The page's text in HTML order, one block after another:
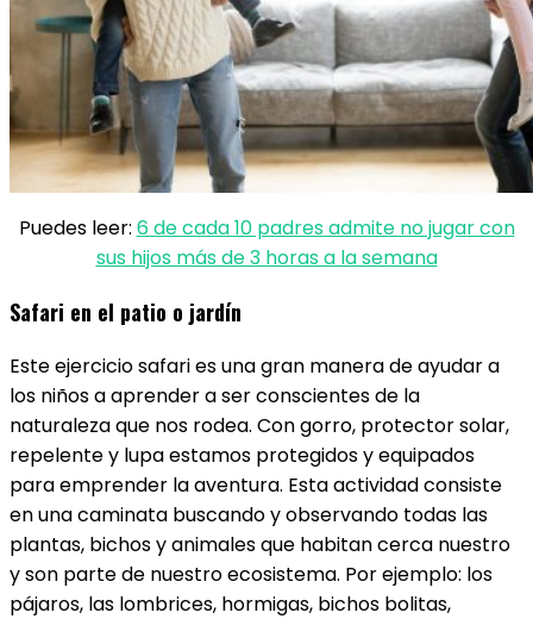
Puedes leer: 6 de cada 10 padres admite no jugar con
sus hijos más de 3 horas a la semana
Safari en el patio o jardín
Este ejercicio safari es una gran manera de ayudar a
los niños a aprender a ser conscientes de la
naturaleza que nos rodea. Con gorro, protector solar,
repelente y lupa estamos protegidos y equipados
para emprender la aventura. Esta actividad consiste
en una caminata buscando y observando todas las
plantas, bichos y animales que habitan cerca nuestro
y son parte de nuestro ecosistema. Por ejemplo: los
pájaros, las lombrices, hormigas, bichos bolitas,